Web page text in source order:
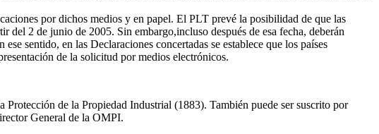
por dichos medios y en papel. El PLT prevé la posibilidad de que las
del 2 de junio de 2005. Sin embargo,incluso después de esa fecha, deberán
sentido, en las Declaraciones concertadas se establece que los países
de la solicitud por medios electrónicos.
de la Propiedad Industrial (1883). También puede ser suscrito por
General de la OMPI.